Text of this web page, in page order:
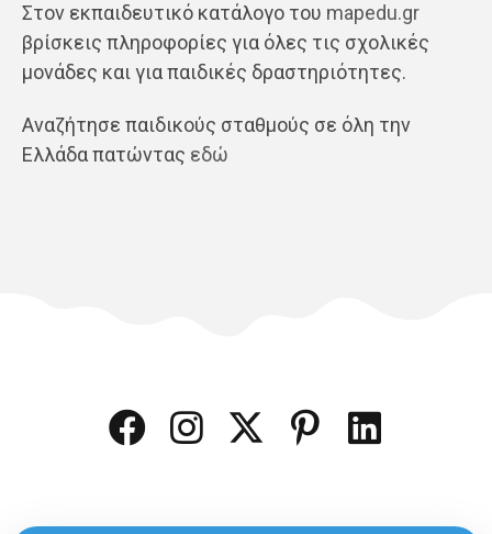
Στον εκπαιδευτικό κατάλογο του mapedu.gr
βρίσκεις πληροφορίες για όλες τις σχολικές
μονάδες και για παιδικές δραστηριότητες.
Αναζήτησε παιδικούς σταθμούς σε όλη την
Ελλάδα πατώντας εδώ